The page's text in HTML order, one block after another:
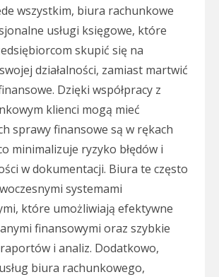
wszystkim, biura rachunkowe
usługi księgowe, które
skupić się na
działalności, zamiast martwić
Dzięki współpracy z
klienci mogą mieć
sprawy finansowe są w rękach
minimalizuje ryzyko błędów i
w dokumentacji. Biura te często
systemami
które umożliwiają efektywne
finansowymi oraz szybkie
i analiz. Dodatkowo,
biura rachunkowego,